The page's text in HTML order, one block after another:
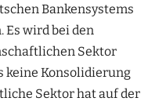
Bankensystems
Es wird bei den
Sektor
keine Konsolidierung
Sektor hat auf der